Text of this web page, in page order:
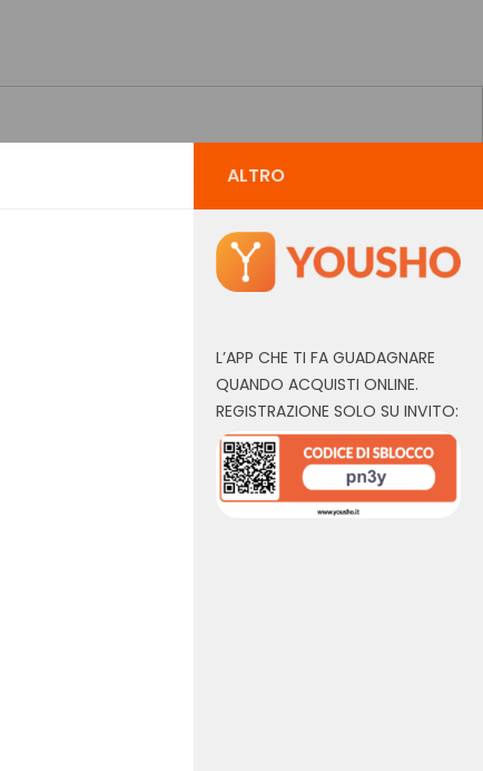
ALTRO
L’APP CHE TI FA GUADAGNARE
QUANDO ACQUISTI ONLINE.
REGISTRAZIONE SOLO SU INVITO: